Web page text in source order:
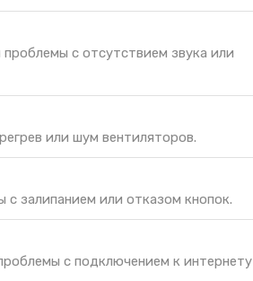
с отсутствием звука или
или шум вентиляторов.
с залипанием или отказом кнопок.
с подключением к интернету